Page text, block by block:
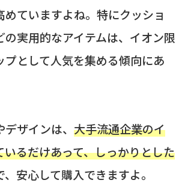
ていますよね。特にクッショ
の実用的なアイテムは、イオン限
プとして人気を集める傾向にあ
ザインは、 大手流通企業のイ
いるだけあって、しっかりとした
、安心して購入できますよ。